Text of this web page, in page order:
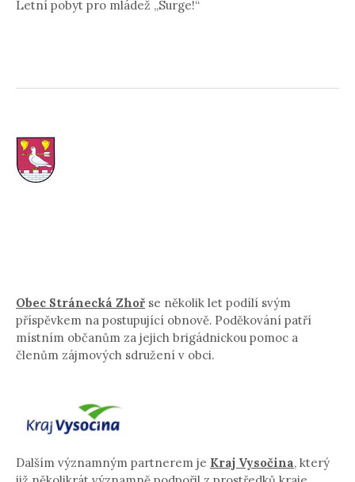
Letní pobyt pro mládež „Surge!“
Obec Stránecká Zhoř se několik let podílí svým
příspěvkem na postupující obnově. Poděkování patří
místním občanům za jejich brigádnickou pomoc a
členům zájmových sdružení v obci.
Dalším významným partnerem je Kraj Vysočina, který